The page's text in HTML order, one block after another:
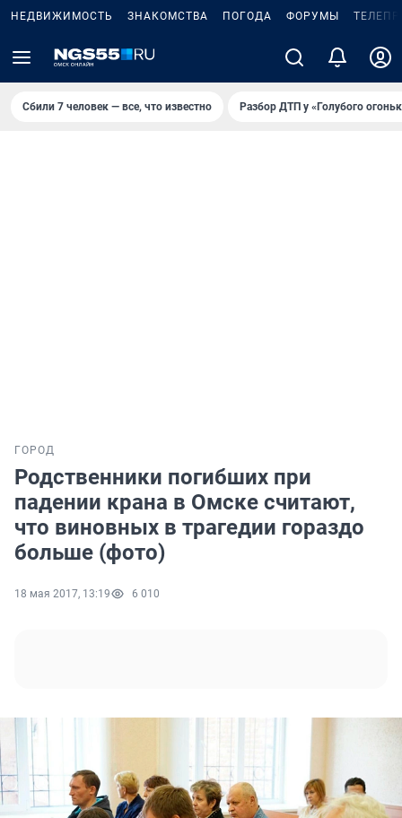
НЕДВИЖИМОСТЬ ЗНАКОМСТВА ПОГОДА ФОРУМЫ
Сбили 7 человек — все, что известно Разбор ДТП у «Голубого
ГОРОД
Родственники погибших при
падении крана в Омске считают,
что виновных в трагедии гораздо
больше (фото)
18 мая 2017, 13:19 6 010